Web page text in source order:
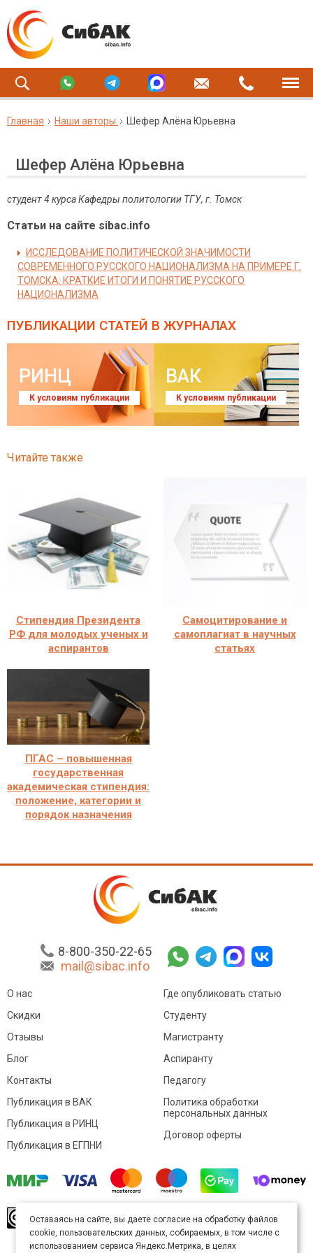
Главная Наши авторы Шефер Алёна Юрьевна
Шефер Алёна Юрьевна
студент 4 курса Кафедры политологии ТГУ, г. Томск
Статьи на сайте sibac.info
ИССЛЕДОВАНИЕ ПОЛИТИЧЕСКОЙ ЗНАЧИМОСТИ
СОВРЕМЕННОГО РУССКОГО НАЦИОНАЛИЗМА НА ПРИМЕРЕ Г.
ТОМСКА: КРАТКИЕ ИТОГИ И ПОНЯТИЕ РУССКОГО
НАЦИОНАЛИЗМА
ПУБЛИКАЦИИ СТАТЕЙ В ЖУРНАЛАХ
РИНЦ
К условиям публикации
ВАК
К условиям публикации
Читайте также
Стипендия Президента
РФ для молодых ученых и
аспирантов
Самоцитирование и
самоплагиат в научных
статьях
ПГАС – повышенная
государственная
академическая стипендия:
положение, категории и
порядок назначения
8-800-350-22-65
mail@sibac.info
О нас
Скидки
Отзывы
Блог
Контакты
Где опубликовать статью
Студенту
Магистранту
Аспиранту
Педагогу
Публикация в ВАК
Публикация в РИНЦ
Публикация в ЕГПНИ
Политика обработки
персональных данных
Договор оферты
произведение доступно полицензии Creative
Commons «Attribution» («Атрибуция») 4.0
Непортированная.
Оставаясь на сайте, вы даете согласие на обработку файлов
cookie, пользовательских данных, собираемых, в том числе с
использованием сервиса Яндекс.Метрика, в целях